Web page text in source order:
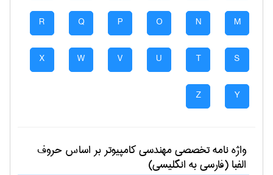
M
N
O
P
Q
R
S
T
U
V
W
X
Y
Z
واژه نامه تخصصیمهندسی كامپيوتربر اساس حروف
الفبا (فارسی به انگلیسی)